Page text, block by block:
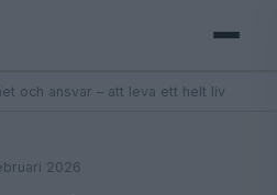
och ansvar – att leva ett helt liv
2026